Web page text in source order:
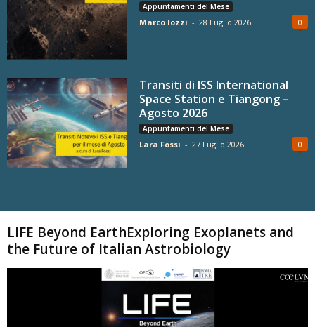
Appuntamenti del Mese
Marco Iozzi - 28 Luglio 2026 0
Transiti di ISS International
Space Station e Tiangong –
Agosto 2026
Appuntamenti del Mese
Lara Fossi - 27 Luglio 2026 0
LIFE Beyond EarthExploring Exoplanets and
the Future of Italian Astrobiology